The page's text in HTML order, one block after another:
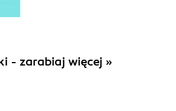
- zarabiaj więcej »